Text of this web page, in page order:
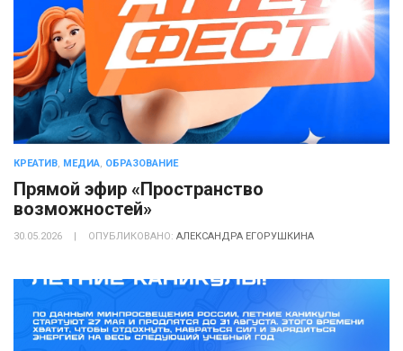
КРЕАТИВ, МЕДИА, ОБРАЗОВАНИЕ
Прямой эфир «Пространство
возможностей»
30.05.2026 | ОПУБЛИКОВАНО: АЛЕКСАНДРА ЕГОРУШКИНА